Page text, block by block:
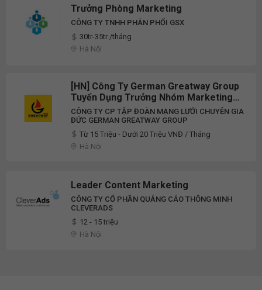
Trưởng Phòng Marketing
CÔNG TY TNHH PHÂN PHỐI GSX
30tr-35tr /tháng
Hà Nội
[HN] Công Ty German Greatway Group
Tuyển Dụng Trưởng Nhóm Marketing
Full-Time 2026
CÔNG TY CP TẬP ĐOÀN MẠNG LƯỚI CHUYÊN GIA
ĐỨC GERMAN GREATWAY GROUP
Từ 15 Triệu - Dưới 20 Triệu VNĐ / Tháng
Hà Nội
Leader Content Marketing
CÔNG TY CỔ PHẦN QUẢNG CÁO THÔNG MINH
CLEVERADS
12 - 15 triệu
Hà Nội